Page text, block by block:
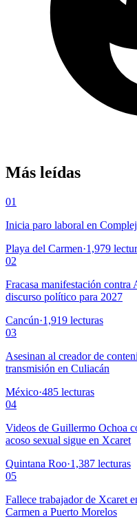
Más leídas
01
Inicia paro laboral en
Playa del Carmen·1,979
02
Fracasa manifestación contra
discurso político para 2027
Cancún·1,919 lecturas
03
Asesinan al creador de
transmisión en Culiacán
México·485 lecturas
04
Videos de Guillermo Ochoa
acoso sexual sigue en Xcaret
Quintana Roo·1,387 lecturas
05
Fallece trabajador de Xcaret
Carmen a Puerto Morelos